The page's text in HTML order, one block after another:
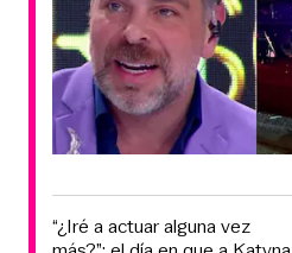
“¿Iré a actuar alguna vez